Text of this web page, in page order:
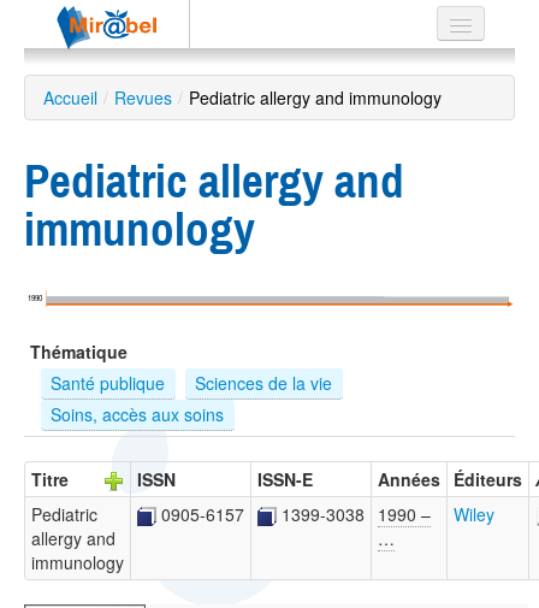
Le réseau
Soutien
Listes
Recherche
EN
ES
?
Accueil / Revues / Pediatric allergy and immunology
Pediatric allergy and
immunology
1990
Thématique
Santé publique
Sciences de la vie
Soins, accès aux soins
Titre ISSN ISSN-E Années Éditeurs
Pediatric
allergy and
immunology
0905-6157 1399-3038
1990 –
…
Wiley